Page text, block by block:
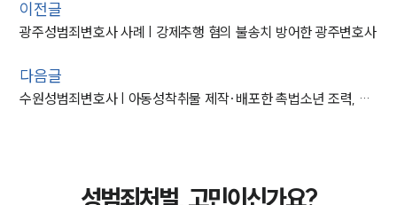
이전글
광주성범죄변호사 사례 | 강제추행 혐의 불송치 방어한 광주변호사
다음글
수원성범죄변호사 | 아동성착취물 제작·배포한 촉법소년 조력, 감호위탁 결정
성범죄처벌, 고민이신가요?